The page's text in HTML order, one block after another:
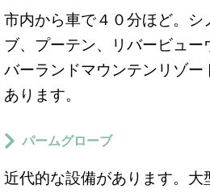
市内から車で４０分ほど。シ
ブ、プーテン、リバービュー
バーランドマウンテンリゾー
あります。
パームグローブ
近代的な設備があります。大